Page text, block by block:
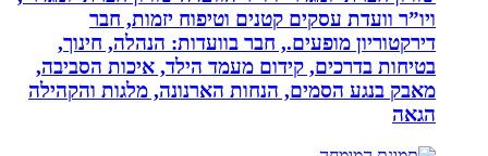
ויו”ר וועדת עסקים קטנים וטיפוח יזמות, חבר
דירקטוריון מופעים., חבר בוועדות: הנהלה, חינוך,
בטיחות בדרכים, קידום מעמד הילד, איכות הסביבה,
מאבק בנגע הסמים, הנחות הארנונה, מלגות והקהילה
הגאה